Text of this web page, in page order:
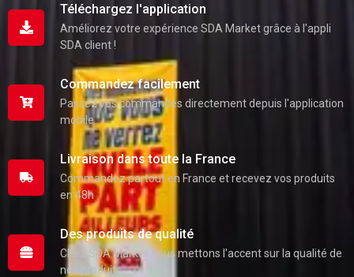
Téléchargez l'application
Améliorez votre expérience SDA Market grâce à l'appli
SDA client !
Commandez facilement
Passez vos commandes directement depuis l'application
mobile
Livraison dans toute la France
Commandez partout en France et recevez vos produits
en 48h
Des produits de qualité
Chez SDA Market nous mettons l'accent sur la qualité de
nos produits